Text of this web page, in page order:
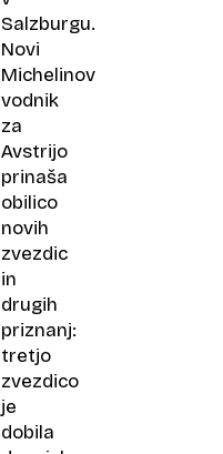
Salzburgu.
Novi
Michelinov
vodnik
za
Avstrijo
prinaša
obilico
novih
zvezdic
in
drugih
priznanj:
tretjo
zvezdico
je
dobila